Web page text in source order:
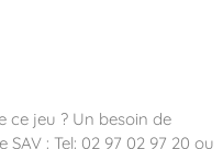
ce jeu ? Un besoin de
: Tel: 02 97 02 97 20 ou